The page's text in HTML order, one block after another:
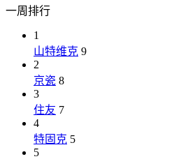
一周排行
1
山特维克 9
2
京瓷 8
3
住友 7
4
特固克 5
5